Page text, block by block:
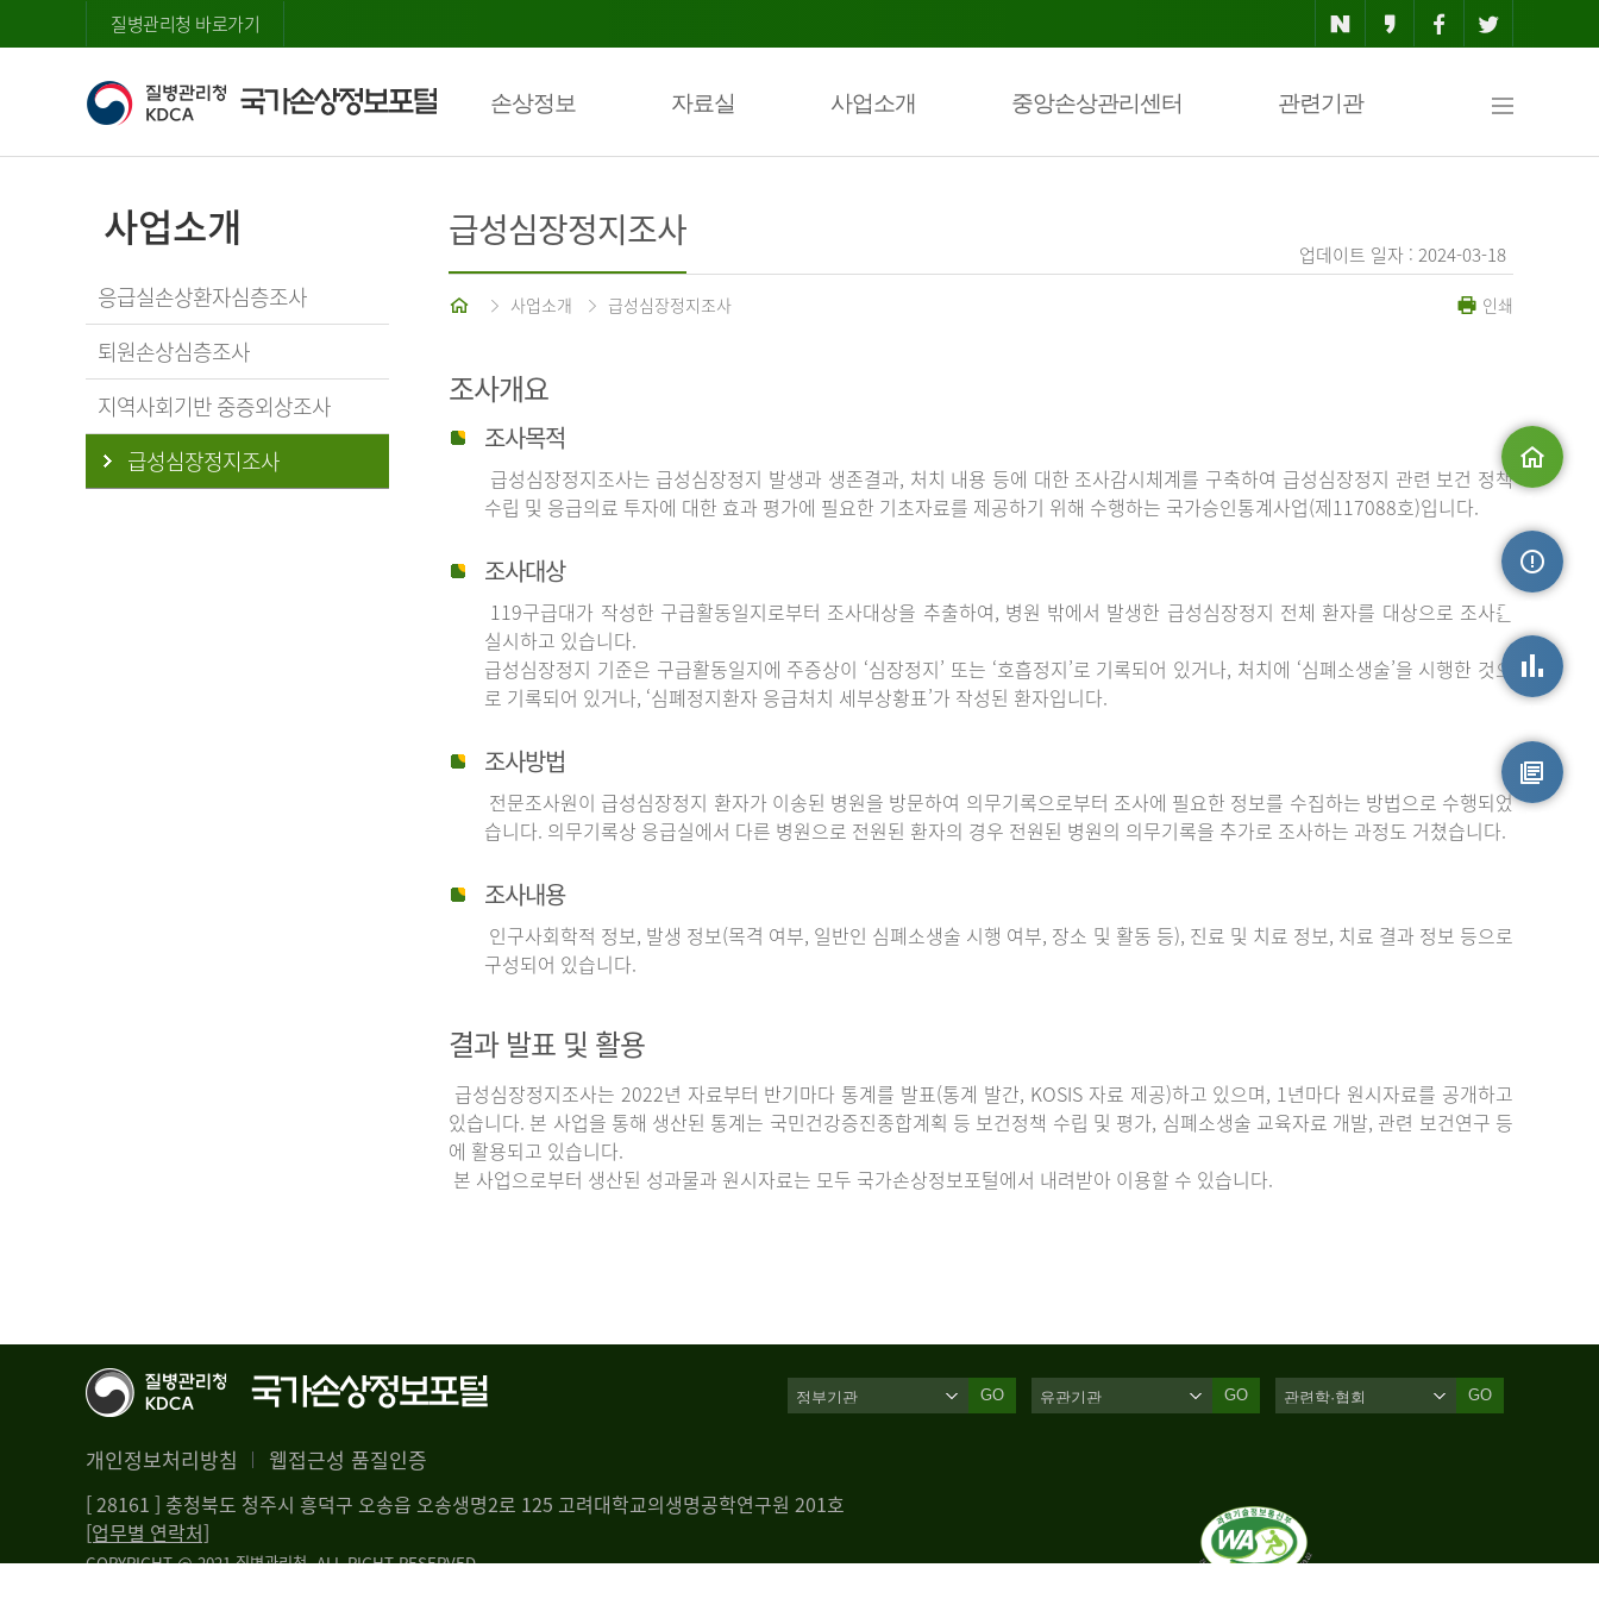
질병관리청 바로가기
손상정보 자료실 사업소개 중앙손상관리센터 관련기관
맵
사업소개
응급실손상환자심층조사
퇴원손상심층조사
지역사회기반 중증외상조사
급성심장정지조사
업데이트 일자 : 2024-03-18
급성심장정지조사
홈 사업소개 급성심장정지조사 인쇄
조사개요
조사목적
급성심장정지조사는 급성심장정지 발생과 생존결과, 처치 내용 등에 대한 조사감시체계를 구축하여 급성심장정지 관련 보건 정책
수립 및 응급의료 투자에 대한 효과 평가에 필요한 기초자료를 제공하기 위해 수행하는 국가승인통계사업(제117088호)입니다.
조사대상
119구급대가 작성한 구급활동일지로부터 조사대상을 추출하여, 병원 밖에서 발생한 급성심장정지 전체 환자를 대상으로 조사를
실시하고 있습니다.
급성심장정지 기준은 구급활동일지에 주증상이 ‘심장정지’ 또는 ‘호흡정지’로 기록되어 있거나, 처치에 ‘심폐소생술’을 시행한 것으
로 기록되어 있거나, ‘심폐정지환자 응급처치 세부상황표’가 작성된 환자입니다.
조사방법
전문조사원이 급성심장정지 환자가 이송된 병원을 방문하여 의무기록으로부터 조사에 필요한 정보를 수집하는 방법으로 수행되었
습니다. 의무기록상 응급실에서 다른 병원으로 전원된 환자의 경우 전원된 병원의 의무기록을 추가로 조사하는 과정도 거쳤습니다.
조사내용
인구사회학적 정보, 발생 정보(목격 여부, 일반인 심폐소생술 시행 여부, 장소 및 활동 등), 진료 및 치료 정보, 치료 결과 정보 등으로
구성되어 있습니다.
결과 발표 및 활용
급성심장정지조사는 2022년 자료부터 반기마다 통계를 발표(통계 발간, KOSIS 자료 제공)하고 있으며, 1년마다 원시자료를 공개하고
있습니다. 본 사업을 통해 생산된 통계는 국민건강증진종합계획 등 보건정책 수립 및 평가, 심폐소생술 교육자료 개발, 관련 보건연구 등
에 활용되고 있습니다.
본 사업으로부터 생산된 성과물과 원시자료는 모두 국가손상정보포털에서 내려받아 이용할 수 있습니다.
개인정보처리방침 웹접근성 품질인증
GO GO GO
[ 28161 ] 충청북도 청주시 흥덕구 오송읍 오송생명2로 125 고려대학교의생명공학연구원 201호
[업무별 연락처]
COPYRIGHT @ 2021 질병관리청. ALL RIGHT RESERVED
손상정보
원시자료